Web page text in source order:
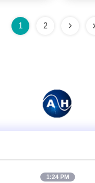
1 2
1:24 PM